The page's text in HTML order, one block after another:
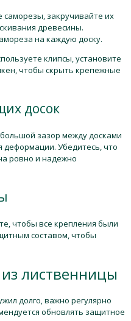
саморезы, закручивайте их
древесины.
на каждую доску.
клипсы, установите
чтобы скрыть крепежные
досок
зазор между досками
Убедитесь, что
ровно и надежно
чтобы все крепления были
составом, чтобы
лиственницы
долго, важно регулярно
обновлять защитное